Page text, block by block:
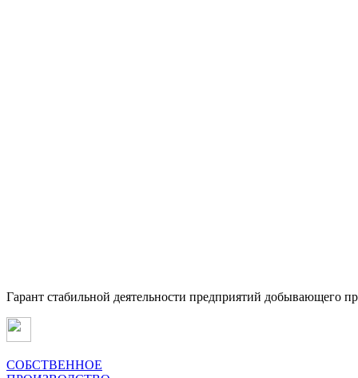
Гарант стабильной деятельности предприятий добывающего
СОБСТВЕННОЕ